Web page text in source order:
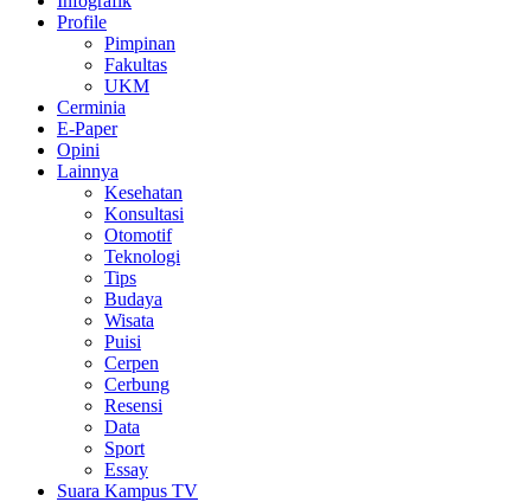
Profile
Pimpinan
Fakultas
UKM
Cerminia
E-Paper
Opini
Lainnya
Kesehatan
Konsultasi
Otomotif
Teknologi
Tips
Budaya
Wisata
Puisi
Cerpen
Cerbung
Resensi
Data
Sport
Essay
Suara Kampus TV